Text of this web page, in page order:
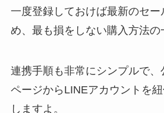
一度登録しておけば最新のセー
め、最も損をしない購入方法の
連携手順も非常にシンプルで、
ページからLINEアカウントを
しますよ。